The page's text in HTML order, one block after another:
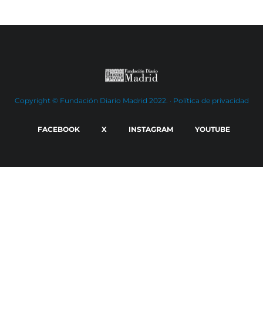
Copyright © Fundación Diario Madrid 2022. · Política de privacidad
FACEBOOK X INSTAGRAM YOUTUBE